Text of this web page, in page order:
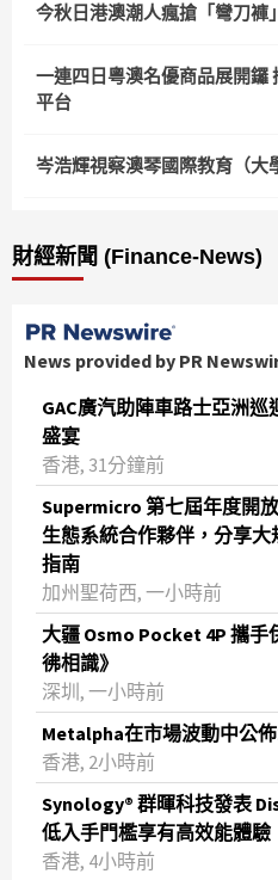
今秋日港澳潮人瘋搶「彎刀褲」
一連四日粵澳名優商品展開鑼
平台
岑浩輝視察澳琴國際教育（大
財經新聞 (Finance-News)
News provided by PR
GAC廣汽助陣車路士亞洲
盛宴
香港, 31分鐘前
Supermicro 第七屆年度開
生態系統合作夥伴，分享大
指南
加州聖荷西, 一小時前
大疆 Osmo Pocket 4P 攜手
彿相識》
深圳, 一小時前
Metalpha在市場波動中公
‌香港, 2小時前
Synology® 群暉科技發表
低入手門檻享有高效能體驗
香港, 4小時前